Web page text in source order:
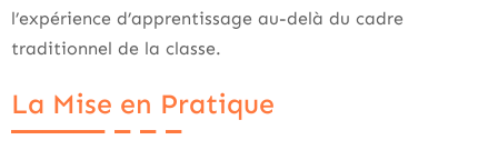
l’expérience d’apprentissage au-delà du cadre
traditionnel de la classe.
La Mise en Pratique